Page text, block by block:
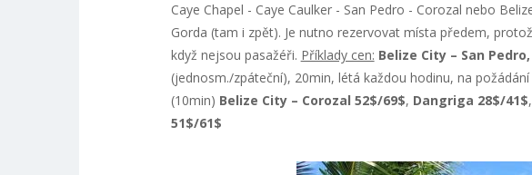
Caye Chapel - Caye Caulker - San Pedro - Corozal nebo
Gorda (tam i zpět). Je nutno rezervovat místa předem,
když nejsou pasažéři. Příklady cen: Belize City – San
(jednosm./zpáteční), 20min, létá každou hodinu, na
(10min) Belize City – Corozal 52$/69$, Dangriga 28$/41$,
51$/61$